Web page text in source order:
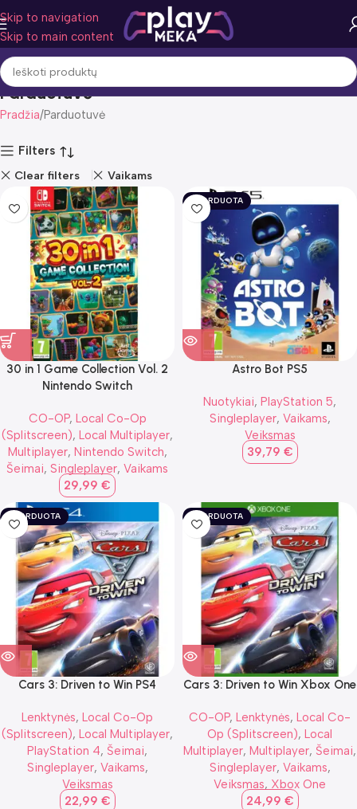
Skip to navigation
Skip to main content
Parduotuvė
Pradžia Parduotuvė
Filters
Clear filters
Vaikams
30 in 1 Game Collection Vol. 2
Nintendo Switch
CO-OP, Local Co-Op
(Splitscreen), Local Multiplayer,
Multiplayer, Nintendo Switch,
Šeimai, Singleplayer, Vaikams
29,99 €
IŠPARDUOTA
Astro Bot PS5
Nuotykiai, PlayStation 5,
Singleplayer, Vaikams,
Veiksmas
39,79 €
IŠPARDUOTA
Cars 3: Driven to Win PS4
Lenktynės, Local Co-Op
(Splitscreen), Local Multiplayer,
PlayStation 4, Šeimai,
Singleplayer, Vaikams,
Veiksmas
22,99 €
IŠPARDUOTA
Cars 3: Driven to Win Xbox One
CO-OP, Lenktynės, Local Co-
Op (Splitscreen), Local
Multiplayer, Multiplayer, Šeimai,
Singleplayer, Vaikams,
Veiksmas, Xbox One
24,99 €